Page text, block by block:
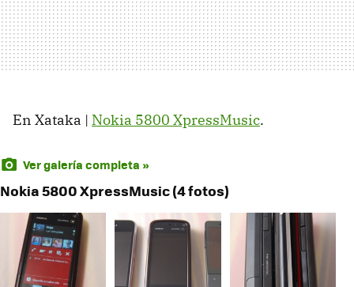
En Xataka | Nokia 5800 XpressMusic.
Ver galería completa »
Nokia 5800 XpressMusic (4 fotos)